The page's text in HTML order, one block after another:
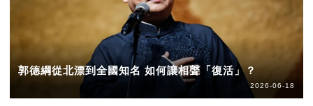
郭德綱從北漂到全國知名 如何讓相聲「復活」？
2026-06-18